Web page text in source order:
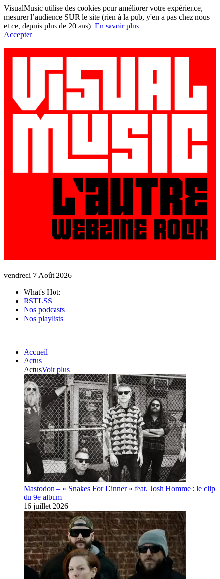
VisualMusic utilise des cookies pour améliorer votre expérience,
mesurer l’audience SUR le site (rien à la pub, y'en a pas chez nous
et ce, depuis plus de 20 ans). En savoir plus
Accepter
vendredi 7 Août 2026
What's Hot:
RSTLSS
Nos podcasts
Nos playlists
Accueil
Actus
ActusVoir plus
Mastodon – « Snakes For Dinner » feat. Josh Homme : le clip
du 9e album
16 juillet 2026